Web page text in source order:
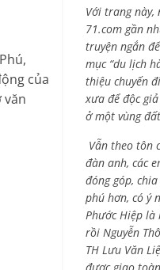
của
văn
Với trang này,
71.com gần
truyện ngắn
mục “du lịch
thiệu chuyến
xưa để độc
ở một vùng
Vẫn theo tôn
đàn anh, các
đóng góp,
phú hơn, có ý
Phước Hiệp là
rồi Nguyễn
TH Lưu Văn